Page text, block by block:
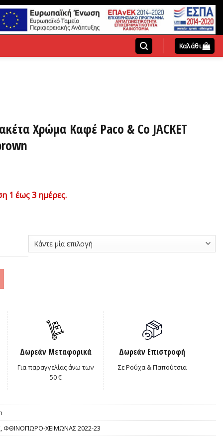
Καλάθι
Χρώμα Καφέ Paco & Co JACKET
1 έως 3 ημέρες.
Δωρεάν Μεταφορικά
Για παραγγελίας άνω των
50 €
Δωρεάν Επιστροφή
Σε Ρούχα & Παπούτσια
, ΦΘΙΝΟΠΩΡΟ-ΧΕΙΜΩΝΑΣ 2022-23